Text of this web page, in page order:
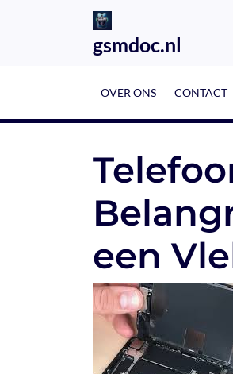
gsmdoc.nl
OVER ONS CONTACT
een